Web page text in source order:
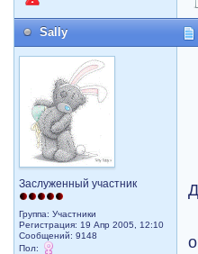
Sally
Заслуженный участник
Группа: Участники
Регистрация: 19 Апр 2005, 12:10
Сообщений: 9148
Пол: